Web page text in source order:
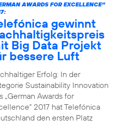
AWARDS FOR EXCELLENCE“
gewinnt
Big Data Projekt
bessere Luft
Erfolg: In der
Sustainability Innovation
„German Awards for
2017 hat Telefónica
den ersten Platz